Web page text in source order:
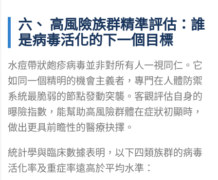
六、 高風險族群精準評估：誰
是病毒活化的下一個目標
水痘帶狀皰疹病毒並非對所有人一視同仁。它
如同一個精明的機會主義者，專門在人體防禦
系統最脆弱的節點發動突襲。客觀評估自身的
曝險指數，能幫助高風險群體在症狀初顯時，
做出更具前瞻性的醫療抉擇。
統計學與臨床數據表明，以下四類族群的病毒
活化率及重症率遠高於平均水準：